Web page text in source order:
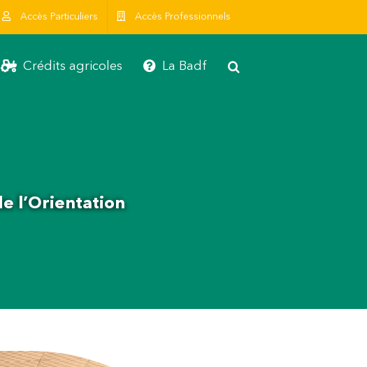
Accès Particuliers Accès Professionnels
Crédits agricoles La Badf
l’Orientation